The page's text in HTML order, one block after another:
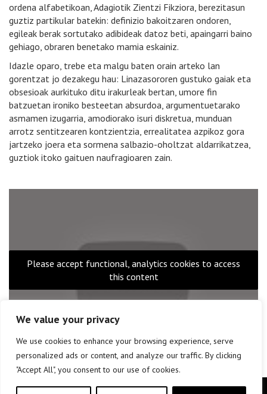
We value your privacy
We use cookies to enhance your browsing experience, serve
personalized ads or content, and analyze our traffic. By clicking
"Accept All", you consent to our use of cookies.
ordena alfabetikoan, Adagiotik Zientzi Fikziora, berezitasun
guztiz partikular batekin: definizio bakoitzaren ondoren,
egileak berak sortutako adibideak datoz beti, apaingarri baino
gehiago, obraren benetako mamia eskainiz.
Idazle oparo, trebe eta malgu baten orain arteko lan
gorentzat jo dezakegu hau: Linazasororen gustuko gaiak eta
obsesioak aurkituko ditu irakurleak bertan, umore fin
batzuetan ironiko besteetan absurdoa, argumentuetarako
asmamen izugarria, amodiorako isuri diskretua, munduan
arrotz sentitzearen kontzientzia, errealitatea azpikoz gora
jartzeko joera eta sormena salbazio-oholtzat aldarrikatzea,
guztiok itoko gaituen naufragioaren zain.
Please accept functional, analytics cookies to access
this content